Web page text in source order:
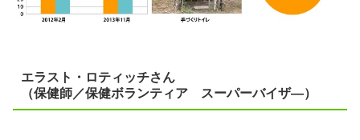
エラスト・ロティッチさん
（保健師／保健ボランティア スーパーバイザ―）